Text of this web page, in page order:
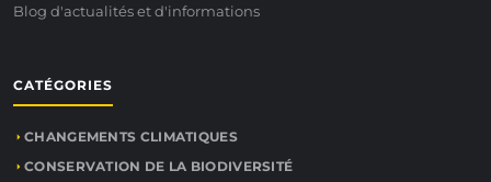
Blog d'actualités et d'informations
CATÉGORIES
CHANGEMENTS CLIMATIQUES
CONSERVATION DE LA BIODIVERSITÉ